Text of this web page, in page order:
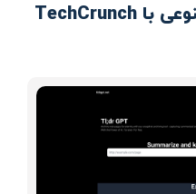
ابزارهای مرتبط هوش مصنوعی با TechCrunch